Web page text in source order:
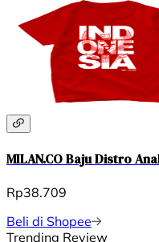
MILAN.CO Baju Distro
Rp38.709
Beli di Shopee
Trending Review